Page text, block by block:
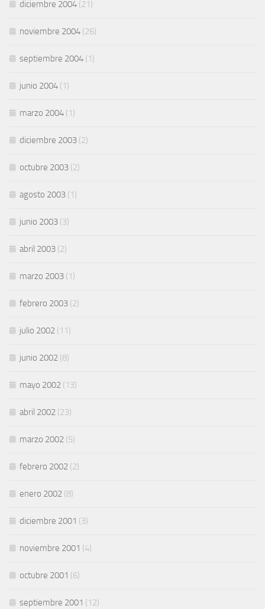
diciembre 2004 (21)
noviembre 2004 (26)
septiembre 2004 (1)
junio 2004 (1)
marzo 2004 (1)
diciembre 2003 (2)
octubre 2003 (2)
agosto 2003 (1)
junio 2003 (3)
abril 2003 (2)
marzo 2003 (1)
febrero 2003 (2)
julio 2002 (11)
junio 2002 (8)
mayo 2002 (13)
abril 2002 (23)
marzo 2002 (5)
febrero 2002 (2)
enero 2002 (8)
diciembre 2001 (3)
noviembre 2001 (4)
octubre 2001 (6)
septiembre 2001 (12)